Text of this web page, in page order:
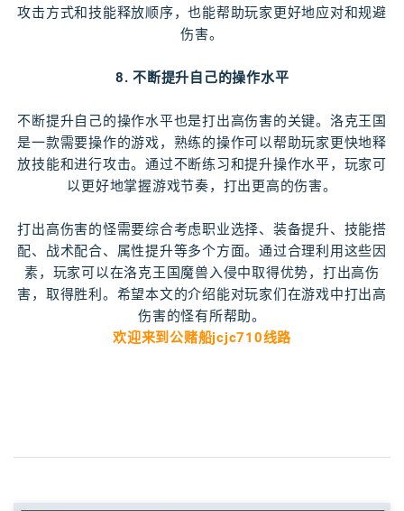
攻击方式和技能释放顺序，也能帮助玩家更好地应对和规避
伤害。
8. 不断提升自己的操作水平
不断提升自己的操作水平也是打出高伤害的关键。洛克王国
是一款需要操作的游戏，熟练的操作可以帮助玩家更快地释
放技能和进行攻击。通过不断练习和提升操作水平，玩家可
以更好地掌握游戏节奏，打出更高的伤害。
打出高伤害的怪需要综合考虑职业选择、装备提升、技能搭
配、战术配合、属性提升等多个方面。通过合理利用这些因
素，玩家可以在洛克王国魔兽入侵中取得优势，打出高伤
害，取得胜利。希望本文的介绍能对玩家们在游戏中打出高
伤害的怪有所帮助。
欢迎来到公赌船jcjc710线路